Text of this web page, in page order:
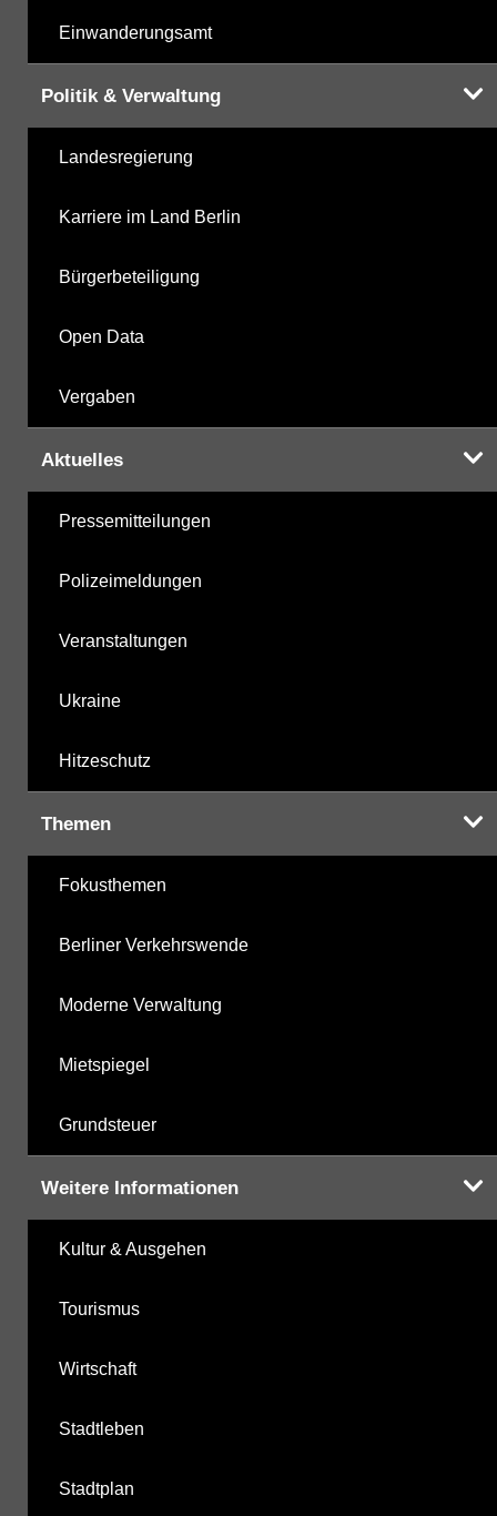
Einwanderungsamt
Politik & Verwaltung
Landesregierung
Karriere im Land Berlin
Bürgerbeteiligung
Open Data
Vergaben
Aktuelles
Pressemitteilungen
Polizeimeldungen
Veranstaltungen
Ukraine
Hitzeschutz
Themen
Fokusthemen
Berliner Verkehrswende
Moderne Verwaltung
Mietspiegel
Grundsteuer
Weitere Informationen
Kultur & Ausgehen
Tourismus
Wirtschaft
Stadtleben
Stadtplan